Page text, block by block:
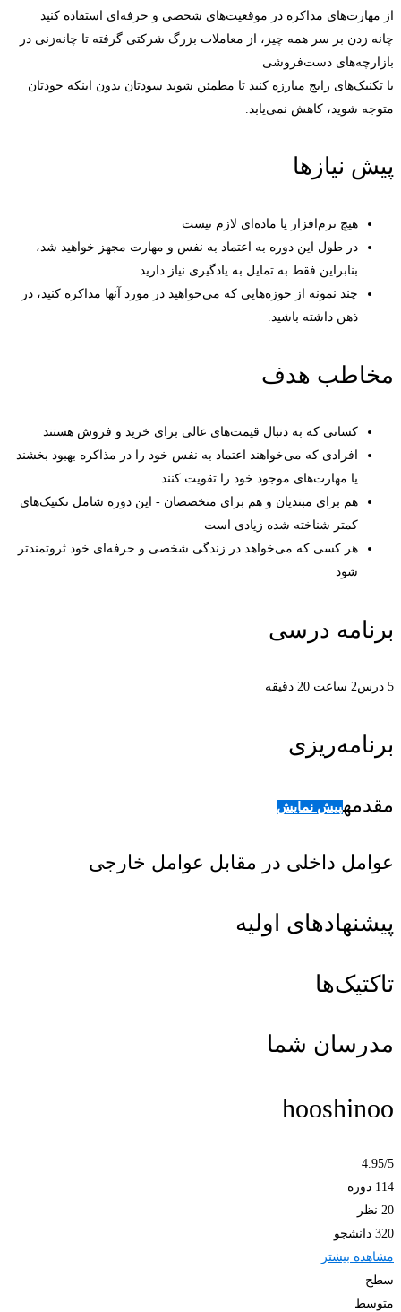
از مهارت‌های مذاکره در موقعیت‌های شخصی و حرفه‌ای استفاده کنید
چانه زدن بر سر همه چیز، از معاملات بزرگ شرکتی گرفته تا چانه‌زنی در
بازارچه‌های دست‌فروشی
با تکنیک‌های رایج مبارزه کنید تا مطمئن شوید سودتان بدون اینکه خودتان
متوجه شوید، کاهش نمی‌یابد.
پیش نیازها
هیچ نرم‌افزار یا ماده‌ای لازم نیست
در طول این دوره به اعتماد به نفس و مهارت مجهز خواهید شد،
بنابراین فقط به تمایل به یادگیری نیاز دارید.
چند نمونه از حوزه‌هایی که می‌خواهید در مورد آنها مذاکره کنید، در
ذهن داشته باشید.
مخاطب هدف
کسانی که به دنبال قیمت‌های عالی برای خرید و فروش هستند
افرادی که می‌خواهند اعتماد به نفس خود را در مذاکره بهبود بخشند
یا مهارت‌های موجود خود را تقویت کنند
هم برای مبتدیان و هم برای متخصصان - این دوره شامل تکنیک‌های
کمتر شناخته شده زیادی است
هر کسی که می‌خواهد در زندگی شخصی و حرفه‌ای خود ثروتمندتر
شود
برنامه درسی
5 درس 2 ساعت 20 دقیقه
برنامه‌ریزی
مقدمهپیش نمایش
عوامل داخلی در مقابل عوامل خارجی
پیشنهادهای اولیه
تاکتیک‌ها
مدرسان شما
hooshinoo
4.95/5
114 دوره
20 نظر
320 دانشجو
مشاهده بیشتر
سطح
متوسط